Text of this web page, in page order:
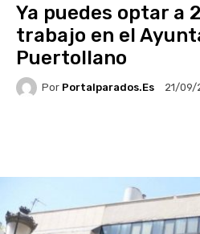
Ya puedes optar a
trabajo en el
Puertollano
Por Portalparados.es 21/09/